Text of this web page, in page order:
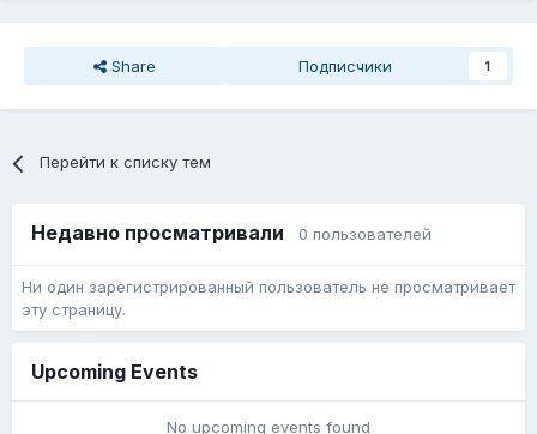
Share Подписчики 1
Перейти к списку тем
Недавно просматривали 0 пользователей
Ни один зарегистрированный пользователь не просматривает
эту страницу.
Upcoming Events
No upcoming events found